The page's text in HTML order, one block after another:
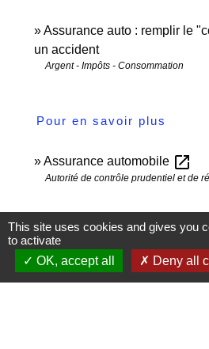
Assurance auto : remplir le
un accident
Argent - Impôts - Consommation
Pour en savoir plus
Assurance automobile open_in_new
Autorité de contrôle prudentiel et de
Signaler
This site uses cookies and gives you
to activate
OK, accept all
Deny all